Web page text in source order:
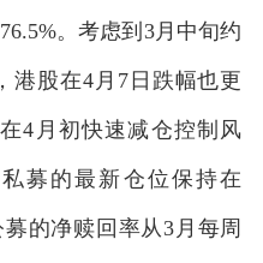
。考虑到3月中旬约
港股在4月7日跌幅也更
4月初快速减仓控制风
募的最新仓位保持在
的净赎回率从3月每周